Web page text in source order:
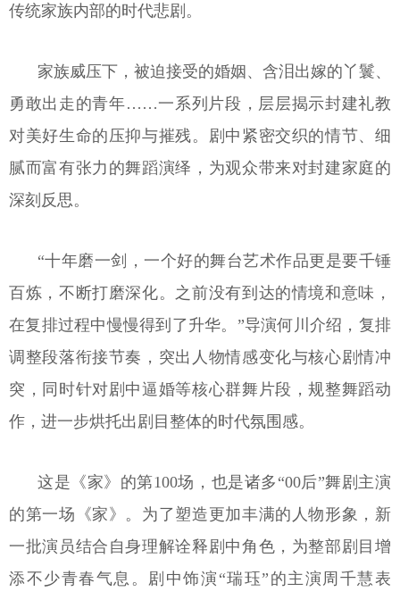
传统家族内部的时代悲剧。
家族威压下，被迫接受的婚姻、含泪出嫁的丫鬟、
勇敢出走的青年……一系列片段，层层揭示封建礼教
对美好生命的压抑与摧残。剧中紧密交织的情节、细
腻而富有张力的舞蹈演绎，为观众带来对封建家庭的
深刻反思。
“十年磨一剑，一个好的舞台艺术作品更是要千锤
百炼，不断打磨深化。之前没有到达的情境和意味，
在复排过程中慢慢得到了升华。”导演何川介绍，复排
调整段落衔接节奏，突出人物情感变化与核心剧情冲
突，同时针对剧中逼婚等核心群舞片段，规整舞蹈动
作，进一步烘托出剧目整体的时代氛围感。
这是《家》的第100场，也是诸多“00后”舞剧主演
的第一场《家》。为了塑造更加丰满的人物形象，新
一批演员结合自身理解诠释剧中角色，为整部剧目增
添不少青春气息。剧中饰演“瑞珏”的主演周千慧表